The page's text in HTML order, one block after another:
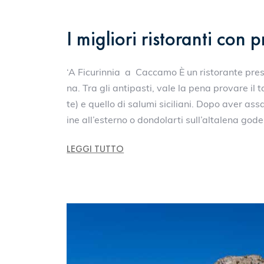
I migliori ristoranti con
‘A Ficurinnia a Caccamo È un ristorante
na. Tra gli antipasti, vale la pena provare il
te) e quello di salumi siciliani. Dopo aver
ine all’esterno o dondolarti sull’altalena
LEGGI TUTTO